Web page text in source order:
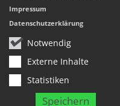
Notwendig
Externe Inhalte
Statistiken
Speichern
Impressum
Datenschutzerklärung